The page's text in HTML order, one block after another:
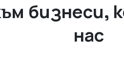
бизнеси,
нас